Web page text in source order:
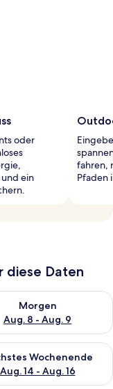
oder
ein
fahren,
Pfaden
diese Daten
Aug. 7 - Aug. 8.
Morgen
Aug. 8 - Aug. 9
die Verfügbarkeit
Aug. 7
Wochenende
Aug. 14 - Aug. 16
die Verfügbarkeit